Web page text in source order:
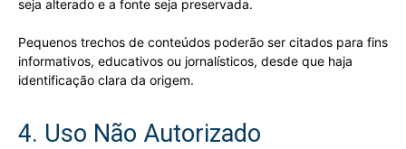
seja alterado e a fonte seja preservada.
Pequenos trechos de conteúdos poderão ser citados para fins
informativos, educativos ou jornalísticos, desde que haja
identificação clara da origem.
4. Uso Não Autorizado